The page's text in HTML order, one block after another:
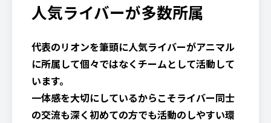
人気ライバーが多数所属
代表のリオンを筆頭に人気ライバーがアニマル
に所属して個々ではなくチームとして活動して
います。
一体感を大切にしているからこそライバー同士
の交流も深く初めての方でも活動のしやすい環